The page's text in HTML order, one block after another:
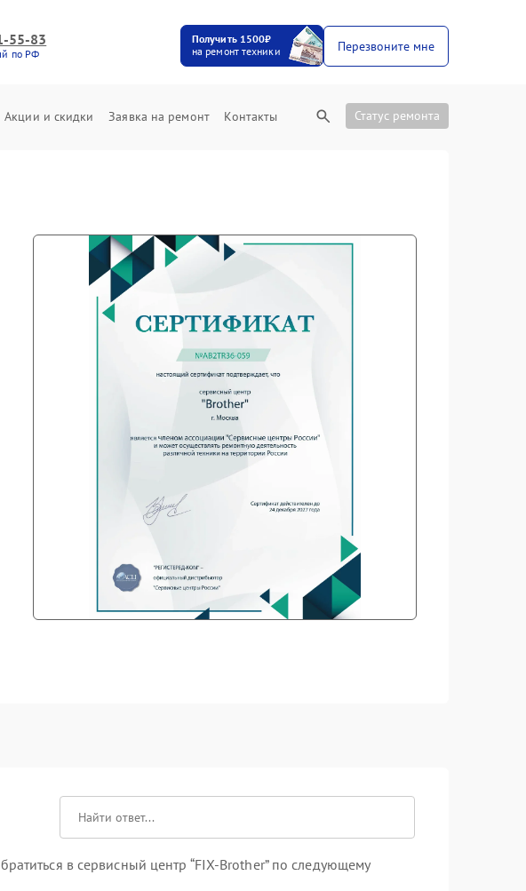
55-83
по РФ
Получить 1500₽
на ремонт техники
Перезвоните мне
Акции и скидки Заявка на ремонт Контакты Статус ремонта
в сервисный центр “FIX-Brother” по следующему